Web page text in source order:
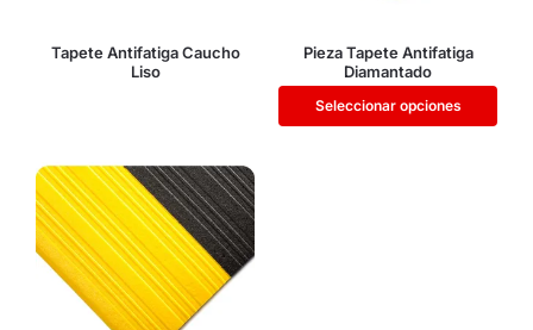
Tapete Antifatiga Caucho
Liso
Pieza Tapete Antifatiga
Diamantado
Seleccionar opciones